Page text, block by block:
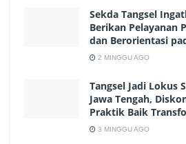
Sekda Tangsel
Berikan Pelayanan
dan Berorientasi
2 MINGGU AGO
Tangsel Jadi Lokus
Jawa Tengah,
Praktik Baik
3 MINGGU AGO